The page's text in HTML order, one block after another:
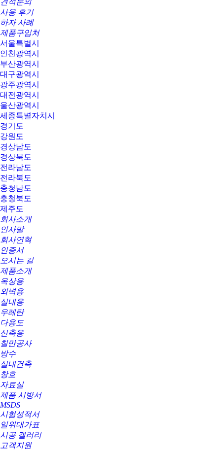
사용 후기
하자 사례
제품구입처
서울특별시
인천광역시
부산광역시
대구광역시
광주광역시
대전광역시
울산광역시
세종특별자치시
경기도
강원도
경상남도
경상북도
전라남도
전라북도
충청남도
충청북도
제주도
회사소개
인사말
회사연혁
인증서
오시는 길
제품소개
옥상용
외벽용
실내용
우레탄
다용도
신축용
칠만공사
방수
실내건축
창호
자료실
제품 시방서
MSDS
시험성적서
일위대가표
시공 갤러리
고객지원